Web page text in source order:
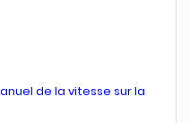
de la vitesse sur la